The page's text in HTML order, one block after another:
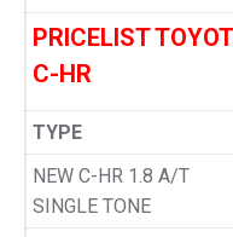
PRICELIST
C-HR
TYPE
NEW C-HR 1.8 A/T
SINGLE TONE